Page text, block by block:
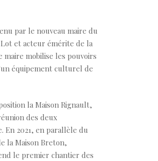
par le nouveau maire du
et acteur émérite de la
maire mobilise les pouvoirs
équipement culturel de
la Maison Rignault,
des deux
En 2021, en parallèle du
la Maison Breton,
le premier chantier des